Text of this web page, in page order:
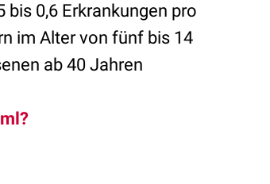
0,6 Erkrankungen pro
im Alter von fünf bis 14
ab 40 Jahren